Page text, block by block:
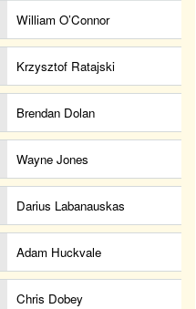
William O’Connor
Krzysztof Ratajski
Brendan Dolan
Wayne Jones
Darius Labanauskas
Adam Huckvale
Chris Dobey